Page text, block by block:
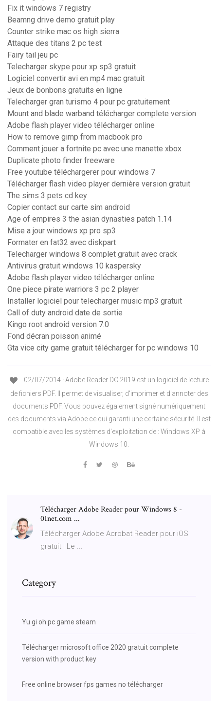
Fix it windows 7 registry
Beamng drive demo gratuit play
Counter strike mac os high sierra
Attaque des titans 2 pc test
Fairy tail jeu pc
Telecharger skype pour xp sp3 gratuit
Logiciel convertir avi en mp4 mac gratuit
Jeux de bonbons gratuits en ligne
Telecharger gran turismo 4 pour pc gratuitement
Mount and blade warband télécharger complete version
Adobe flash player video télécharger online
How to remove gimp from macbook pro
Comment jouer a fortnite pc avec une manette xbox
Duplicate photo finder freeware
Free youtube téléchargerer pour windows 7
Télécharger flash video player dernière version gratuit
The sims 3 pets cd key
Copier contact sur carte sim android
Age of empires 3 the asian dynasties patch 1.14
Mise a jour windows xp pro sp3
Formater en fat32 avec diskpart
Telecharger windows 8 complet gratuit avec crack
Antivirus gratuit windows 10 kaspersky
Adobe flash player video télécharger online
One piece pirate warriors 3 pc 2 player
Installer logiciel pour telecharger music mp3 gratuit
Call of duty android date de sortie
Kingo root android version 7.0
Fond décran poisson animé
Gta vice city game gratuit télécharger for pc windows 10
02/07/2014 · Adobe Reader DC 2019 est un logiciel de lecture
de fichiers PDF. Il permet de visualiser, d'imprimer et d'annoter des
documents PDF. Vous pouvez également signé numériquement
des documents via Adobe ce qui garanti une certaine sécurité. Il est
compatible avec les systèmes d'exploitation de : Windows XP à
Windows 10.
Télécharger Adobe Reader pour Windows 8 -
01net.com ...
Télécharger Adobe Acrobat Reader pour iOS
gratuit | Le ...
Category
Yu gi oh pc game steam
Télécharger microsoft office 2020 gratuit complete
version with product key
Free online browser fps games no télécharger